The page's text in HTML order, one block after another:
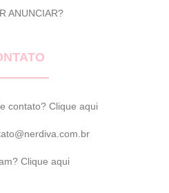
ANUNCIAR?
contato?Clique aqui
Clique aqui